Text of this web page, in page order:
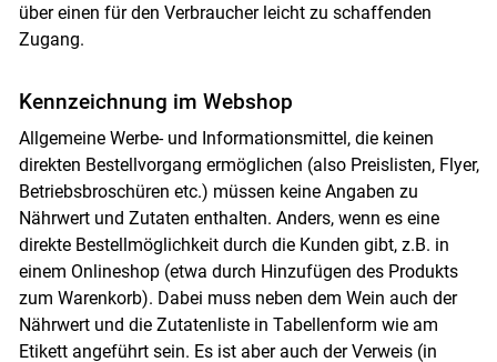
über einen für den Verbraucher leicht zu schaffenden
Zugang.
Kennzeichnung im Webshop
Allgemeine Werbe- und Informationsmittel, die keinen
direkten Bestellvorgang ermöglichen (also Preislisten, Flyer,
Betriebsbroschüren etc.) müssen keine Angaben zu
Nährwert und Zutaten enthalten. Anders, wenn es eine
direkte Bestellmöglichkeit durch die Kunden gibt, z.B. in
einem Onlineshop (etwa durch Hinzufügen des Produkts
zum Warenkorb). Dabei muss neben dem Wein auch der
Nährwert und die Zutatenliste in Tabellenform wie am
Etikett angeführt sein. Es ist aber auch der Verweis (in